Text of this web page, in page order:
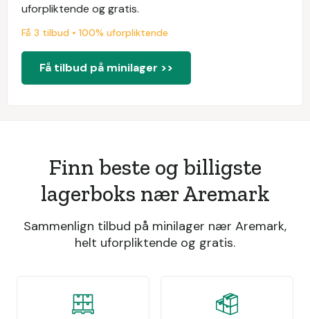
uforpliktende og gratis.
Få 3 tilbud • 100% uforpliktende
Få tilbud på minilager >>
Finn beste og billigste
lagerboks nær Aremark
Sammenlign tilbud på minilager nær Aremark,
helt uforpliktende og gratis.